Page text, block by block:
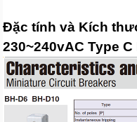
Đặc tính và Kích
230~240vAC Type C